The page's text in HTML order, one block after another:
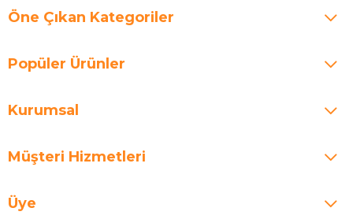
Öne Çıkan Kategoriler
Popüler Ürünler
Kurumsal
Müşteri Hizmetleri
Üye